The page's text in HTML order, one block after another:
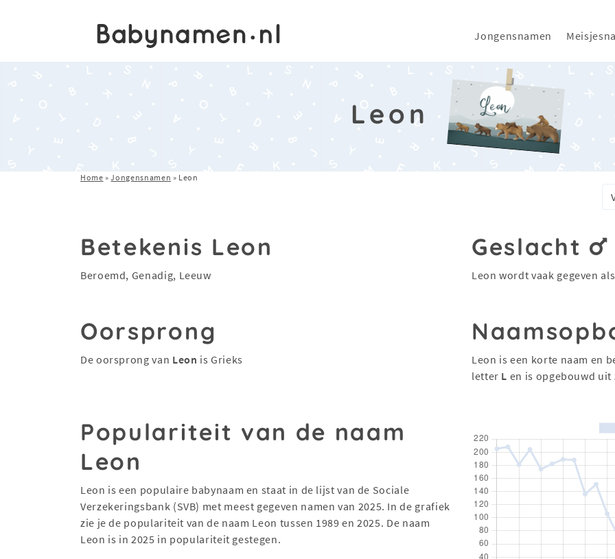
Jongensnamen
Leon
Home »Jongensnamen » Leon
Betekenis Leon
Beroemd, Genadig, Leeuw
Geslacht
Leon wordt vaak gegeven als
Oorsprong
De oorsprong van Leon is Grieks Leon is een korte naam en
letter L en is opgebouwd uit
Populariteit van de naam
Leon
Leon is een populaire babynaam en staat in de lijst van de Sociale
Verzekeringsbank (SVB) met meest gegeven namen van 2025. In de grafiek
zie je de populariteit van de naam Leon tussen 1989 en 2025. De naam
Leon is in 2025 in populariteit gestegen.